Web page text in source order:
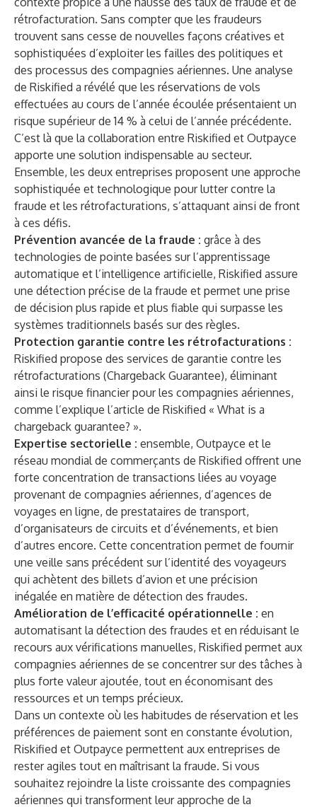
rétrofacturation. Sans compter que les fraudeurs
trouvent sans cesse de nouvelles façons créatives et
sophistiquées d’exploiter les failles des politiques et
des processus des compagnies aériennes. Une analyse
de Riskified a révélé que les réservations de vols
effectuées au cours de l’année écoulée présentaient un
risque supérieur de 14 % à celui de l’année précédente.
C’est là que la collaboration entre Riskified et Outpayce
apporte une solution indispensable au secteur.
Ensemble, les deux entreprises proposent une approche
sophistiquée et technologique pour lutter contre la
fraude et les rétrofacturations, s’attaquant ainsi de front
à ces défis.
Prévention avancée de la fraude : grâce à des
technologies de pointe basées sur l’apprentissage
automatique et l’intelligence artificielle, Riskified assure
une détection précise de la fraude et permet une prise
de décision plus rapide et plus fiable qui surpasse les
systèmes traditionnels basés sur des règles.
Protection garantie contre les rétrofacturations :
Riskified propose des services de garantie contre les
rétrofacturations (Chargeback Guarantee), éliminant
ainsi le risque financier pour les compagnies aériennes,
comme l’explique l’article de Riskified « What is a
chargeback guarantee? ».
Expertise sectorielle : ensemble, Outpayce et le
réseau mondial de commerçants de Riskified offrent une
forte concentration de transactions liées au voyage
provenant de compagnies aériennes, d’agences de
voyages en ligne, de prestataires de transport,
d’organisateurs de circuits et d’événements, et bien
d’autres encore. Cette concentration permet de fournir
une veille sans précédent sur l’identité des voyageurs
qui achètent des billets d’avion et une précision
inégalée en matière de détection des fraudes.
Amélioration de l’efficacité opérationnelle : en
automatisant la détection des fraudes et en réduisant le
recours aux vérifications manuelles, Riskified permet aux
compagnies aériennes de se concentrer sur des tâches à
plus forte valeur ajoutée, tout en économisant des
ressources et un temps précieux.
Dans un contexte où les habitudes de réservation et les
préférences de paiement sont en constante évolution,
Riskified et Outpayce permettent aux entreprises de
rester agiles tout en maîtrisant la fraude. Si vous
souhaitez rejoindre la liste croissante des compagnies
aériennes qui transforment leur approche de la